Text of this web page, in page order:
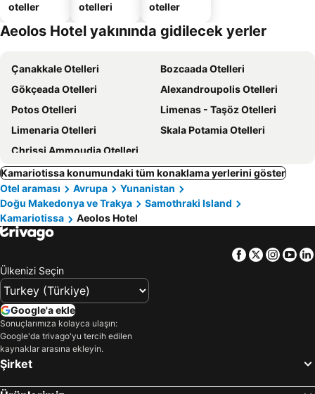
oteller
otelleri
oteller
Aeolos Hotel yakınında gidilecek yerler
Çanakkale Otelleri
Bozcaada Otelleri
Gökçeada Otelleri
Alexandroupolis Otelleri
Potos Otelleri
Limenas - Taşöz Otelleri
Limenaria Otelleri
Skala Potamia Otelleri
Chrissi Ammoudia Otelleri
Kamariotissa konumundaki tüm konaklama yerlerini göster
Otel araması
Avrupa
Yunanistan
Doğu Makedonya ve Trakya
Samothraki Island
Kamariotissa
Aeolos Hotel
Facebook
Twitter
Ülkenizi Seçin
Google'a ekle
Sonuçlarımıza kolayca ulaşın:
Google'da trivago'yu tercih edilen
kaynaklar arasına ekleyin.
Şirket